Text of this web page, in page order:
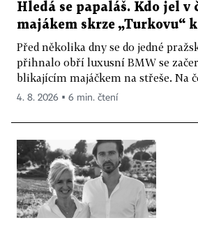
Hledá se papaláš. Kdo jel v
majákem skrze „Turkovu“
Před několika dny se do jedné
přihnalo obří luxusní BMW se
blikajícím majáčkem na střeše. Na
4. 8. 2026 ▪ 6 min. čtení